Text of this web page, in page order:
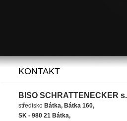
KONTAKT
BISO SCHRATTENECKER
středisko Bátka, Bátka 160,
SK - 980 21 Bátka,